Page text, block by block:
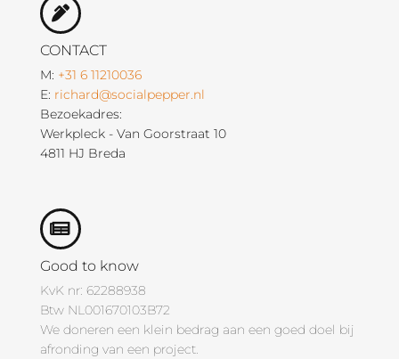
CONTACT
M: +31 6 11210036
E: richard@socialpepper.nl
Bezoekadres:
Werkpleck - Van Goorstraat 10
4811 HJ Breda
Good to know
KvK nr: 62288938
Btw NL001670103B72
We doneren een klein bedrag aan een goed doel bij
afronding van een project.